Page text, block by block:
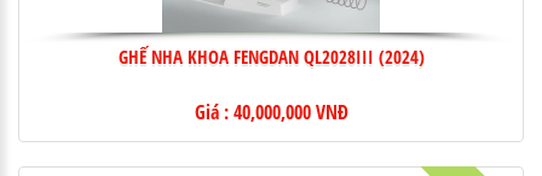
GHẾ NHA KHOA FENGDAN QL2028III (2024)
Giá : 40,000,000 VNĐ